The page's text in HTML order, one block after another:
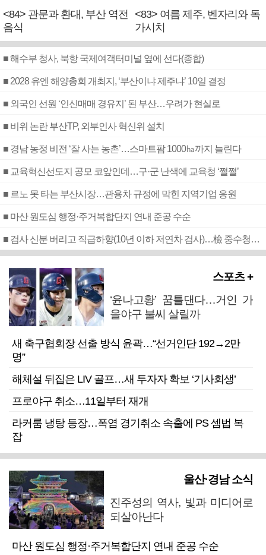
<84> 관문과 환대, 부산 역전
음식
<83> 여름 제주, 벤자리와 독
가시치
■ 해수부 청사, 북항 국제여객터미널 옆에 선다(종합)
■ 2028 유엔 해양총회 개최지, ‘부산이냐 제주냐’ 10일 결정
■ 외국인 선원 ‘인신매매 경유지’ 된 부산…우려가 현실로
■ 비위 논란 부산TP, 외부인사 혁신위 설치
■ 경남 농정 비전 ‘잘 사는 농촌’…스마트팜 1000㏊까지 늘린다
■ 교육혁신선도지 공모 코앞인데…구·군 난색에 교육청 ‘쩔쩔’
■ 르노 못 타는 부산시장…관용차 규정에 막힌 지역기업 응원
■ 마산 원도심 행정·주거복합단지 연내 준공 수순
■ 검사 신분 버리고 직급하향(10년 이하 저연차 검사)…檢 중수청행 기피
스포츠 +
‘윤나고황’ 꿈틀댄다…거인 가
을야구 불씨 살릴까
새 축구협회장 선출 방식 윤곽…“선거인단 192→2만
명”
해체설 뒤집은 LIV 골프…새 투자자 확보 ‘기사회생’
프로야구 취소…11일부터 재개
라커룸 냉탕 등장…폭염 경기취소 속출에 PS 셈법 복
잡
울산·경남 소식
진주성의 역사, 빛과 미디어로
되살아난다
마산 원도심 행정·주거복합단지 연내 준공 수순